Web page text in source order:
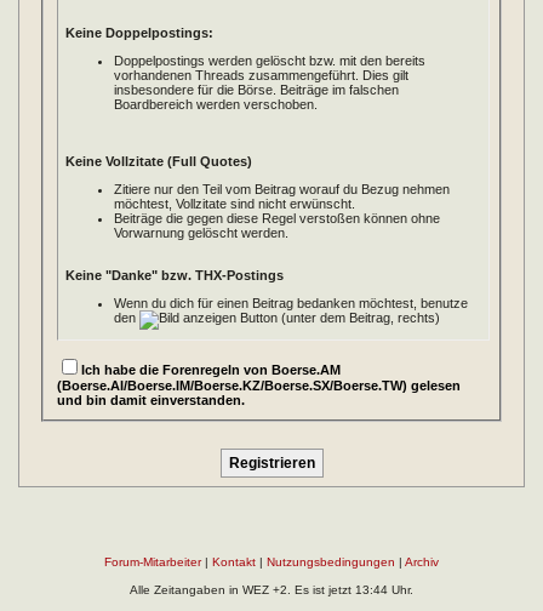
Keine Doppelpostings:
Doppelpostings werden gelöscht bzw. mit den bereits
vorhandenen Threads zusammengeführt. Dies gilt
insbesondere für die Börse. Beiträge im falschen
Boardbereich werden verschoben.
Keine Vollzitate (Full Quotes)
Zitiere nur den Teil vom Beitrag worauf du Bezug nehmen
möchtest, Vollzitate sind nicht erwünscht.
Beiträge die gegen diese Regel verstoßen können ohne
Vorwarnung gelöscht werden.
Keine "Danke" bzw. THX-Postings
Wenn du dich für einen Beitrag bedanken möchtest, benutze
den
Button (unter dem Beitrag, rechts)
Mirroranfragen nur via PN
Es ist nicht erlaubt in einem Thema nach weiteren Mirrors zu
fragen. Wird eine Datei nur auf HosterXY angeboten, sollte
Anfragen nach weiteren Mirrors ansonsten nur in einer PN an
den entsprechenden Uploader.
hat.
Ich habe die Forenregeln von Boerse.AM
(Boerse.AI/Boerse.IM/Boerse.KZ/Boerse.SX/Boerse.TW) gelesen
und bin damit einverstanden.
Forum-Mitarbeiter| Kontakt | Nutzungsbedingungen | Archiv
Alle Zeitangaben in WEZ +2. Es ist jetzt 13:44 Uhr.